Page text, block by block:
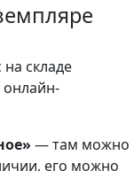
складе
онлайн-
— там можно
его можно